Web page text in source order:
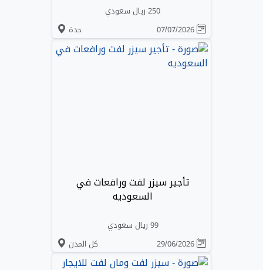
250 ريال سعودي
جدة
تأجير سيزر لفت ورافعات في
السعوديه
99 ريال سعودي
كل المدن